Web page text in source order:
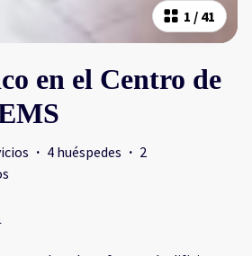
1 / 41
en el Centro de
· 4 huéspedes · 2